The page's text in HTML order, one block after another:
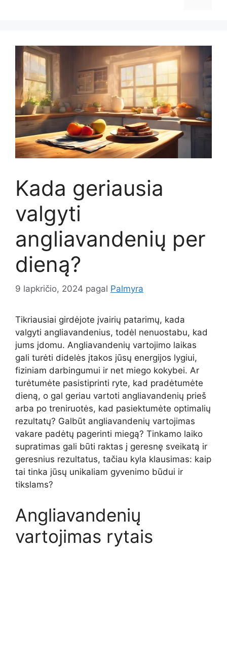
Kada geriausia
valgyti
angliavandenių per
dieną?
9 lapkričio, 2024 pagal Palmyra
Tikriausiai girdėjote įvairių patarimų, kada
valgyti angliavandenius, todėl nenuostabu, kad
jums įdomu. Angliavandenių vartojimo laikas
gali turėti didelės įtakos jūsų energijos lygiui,
fiziniam darbingumui ir net miego kokybei. Ar
turėtumėte pasistiprinti ryte, kad pradėtumėte
dieną, o gal geriau vartoti angliavandenių prieš
arba po treniruotės, kad pasiektumėte optimalių
rezultatų? Galbūt angliavandenių vartojimas
vakare padėtų pagerinti miegą? Tinkamo laiko
supratimas gali būti raktas į geresnę sveikatą ir
geresnius rezultatus, tačiau kyla klausimas: kaip
tai tinka jūsų unikaliam gyvenimo būdui ir
tikslams?
Angliavandenių
vartojimas rytais